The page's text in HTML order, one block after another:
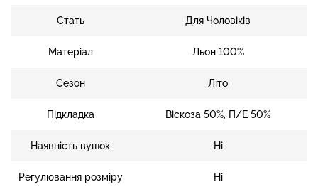
Стать Для Чоловіків
Матеріал Льон 100%
Сезон Літо
Підкладка Віскоза 50%, П/Е 50%
Наявність вушок Ні
Регулювання розміру Ні